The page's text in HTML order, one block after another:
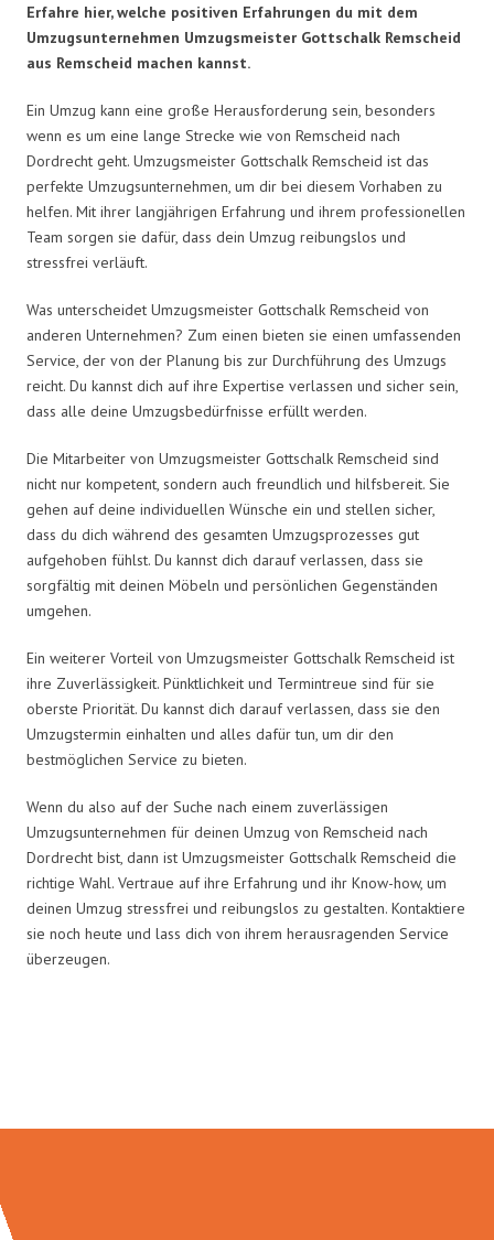
Erfahre hier, welche positiven Erfahrungen du mit dem
Umzugsunternehmen Umzugsmeister Gottschalk Remscheid
aus Remscheid machen kannst.
Ein Umzug kann eine große Herausforderung sein, besonders
wenn es um eine lange Strecke wie von Remscheid nach
Dordrecht geht. Umzugsmeister Gottschalk Remscheid ist das
perfekte Umzugsunternehmen, um dir bei diesem Vorhaben zu
helfen. Mit ihrer langjährigen Erfahrung und ihrem professionellen
Team sorgen sie dafür, dass dein Umzug reibungslos und
stressfrei verläuft.
Was unterscheidet Umzugsmeister Gottschalk Remscheid von
anderen Unternehmen? Zum einen bieten sie einen umfassenden
Service, der von der Planung bis zur Durchführung des Umzugs
reicht. Du kannst dich auf ihre Expertise verlassen und sicher sein,
dass alle deine Umzugsbedürfnisse erfüllt werden.
Die Mitarbeiter von Umzugsmeister Gottschalk Remscheid sind
nicht nur kompetent, sondern auch freundlich und hilfsbereit. Sie
gehen auf deine individuellen Wünsche ein und stellen sicher,
dass du dich während des gesamten Umzugsprozesses gut
aufgehoben fühlst. Du kannst dich darauf verlassen, dass sie
sorgfältig mit deinen Möbeln und persönlichen Gegenständen
umgehen.
Ein weiterer Vorteil von Umzugsmeister Gottschalk Remscheid ist
ihre Zuverlässigkeit. Pünktlichkeit und Termintreue sind für sie
oberste Priorität. Du kannst dich darauf verlassen, dass sie den
Umzugstermin einhalten und alles dafür tun, um dir den
bestmöglichen Service zu bieten.
Wenn du also auf der Suche nach einem zuverlässigen
Umzugsunternehmen für deinen Umzug von Remscheid nach
Dordrecht bist, dann ist Umzugsmeister Gottschalk Remscheid die
richtige Wahl. Vertraue auf ihre Erfahrung und ihr Know-how, um
deinen Umzug stressfrei und reibungslos zu gestalten. Kontaktiere
sie noch heute und lass dich von ihrem herausragenden Service
überzeugen.